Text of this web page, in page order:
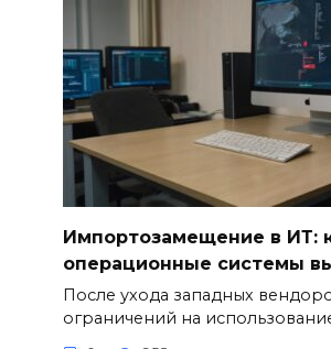
Импортозамещение в ИТ:
операционные системы
После ухода западных
ограничений на